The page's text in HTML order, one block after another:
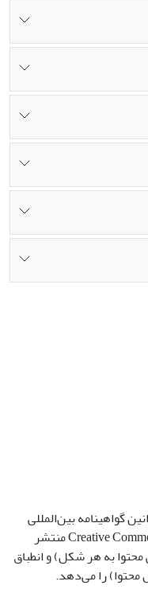
گواهینامه بین‌المللی
Creative Commons Attribution 4.0 International License منتشر
محتوا به هر شکل) و انطباق
محتوا) را می‌دهد.